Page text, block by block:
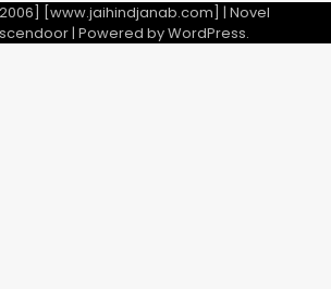
[www.jaihindjanab.com] | Novel
| Powered byWordPress.